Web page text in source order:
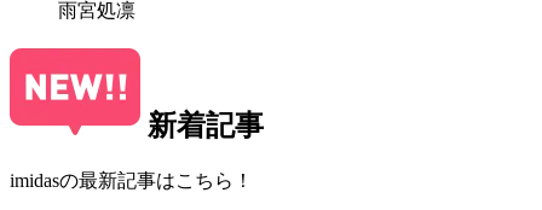
雨宮処凛
新着記事
imidasの最新記事はこちら！